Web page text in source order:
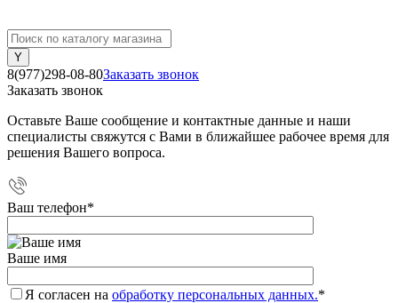
8(977)298-08-80Заказать звонок
Заказать звонок
Оставьте Ваше сообщение и контактные данные и наши
специалисты свяжутся с Вами в ближайшее рабочее время для
решения Вашего вопроса.
Ваш телефон*
Ваше имя
Я согласен на обработку персональных данных.*